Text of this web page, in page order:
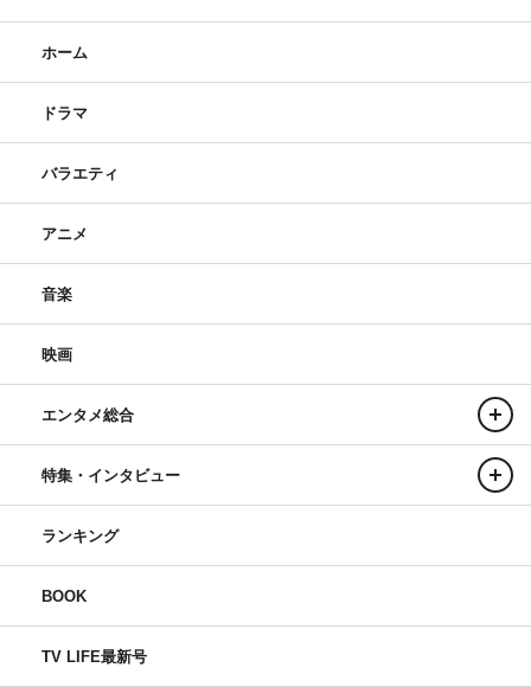
ホーム
ドラマ
バラエティ
アニメ
音楽
映画
エンタメ総合
特集・インタビュー
ランキング
BOOK
TV LIFE最新号